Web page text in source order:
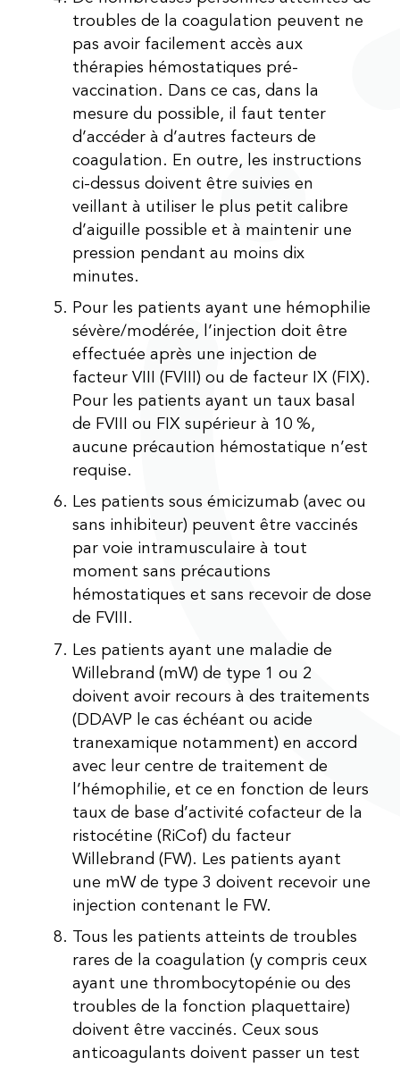
troubles de la coagulation peuvent ne
pas avoir facilement accès aux
thérapies hémostatiques pré-
vaccination. Dans ce cas, dans la
mesure du possible, il faut tenter
d’accéder à d’autres facteurs de
coagulation. En outre, les instructions
ci-dessus doivent être suivies en
veillant à utiliser le plus petit calibre
d’aiguille possible et à maintenir une
pression pendant au moins dix
minutes.
Pour les patients ayant une hémophilie
sévère/modérée, l’injection doit être
effectuée après une injection de
facteur VIII (FVIII) ou de facteur IX (FIX).
Pour les patients ayant un taux basal
de FVIII ou FIX supérieur à 10 %,
aucune précaution hémostatique n’est
requise.
Les patients sous émicizumab (avec ou
sans inhibiteur) peuvent être vaccinés
par voie intramusculaire à tout
moment sans précautions
hémostatiques et sans recevoir de dose
de FVIII.
Les patients ayant une maladie de
Willebrand (mW) de type 1 ou 2
doivent avoir recours à des traitements
(DDAVP le cas échéant ou acide
tranexamique notamment) en accord
avec leur centre de traitement de
l’hémophilie, et ce en fonction de leurs
taux de base d’activité cofacteur de la
ristocétine (RiCof) du facteur
Willebrand (FW). Les patients ayant
une mW de type 3 doivent recevoir une
injection contenant le FW.
Tous les patients atteints de troubles
rares de la coagulation (y compris ceux
ayant une thrombocytopénie ou des
troubles de la fonction plaquettaire)
doivent être vaccinés. Ceux sous
anticoagulants doivent passer un test